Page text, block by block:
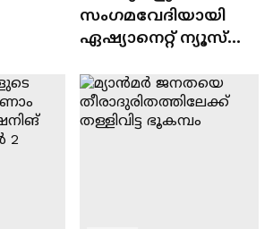
സംഗമവേദിയായി
ഏഷ്യാനെറ്റ് ന്യൂസ്
സീസൺ 2